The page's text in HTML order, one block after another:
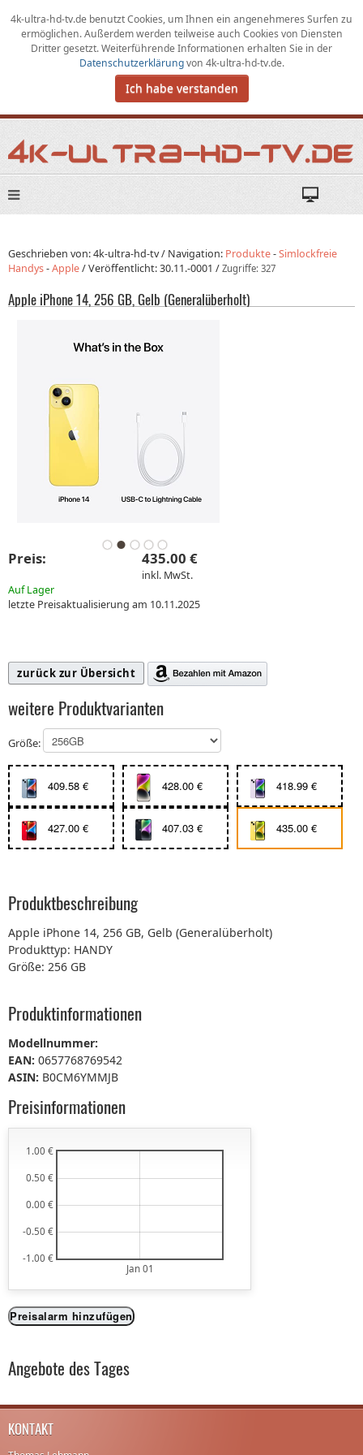
4k-ultra-hd-tv.de benutzt Cookies, umIhnen ein angenehmeres Surfen zu
ermöglichen.Außerdem werden teilweise auch Cookies von Diensten
Dritter gesetzt. Weiterführende Informationen erhalten Sie in der
Datenschutzerklärungvon 4k-ultra-hd-tv.de.
Ich habe verstanden
Geschrieben von: 4k-ultra-hd-tv / Navigation: Produkte-Simlockfreie
Handys-Apple/Veröffentlicht:30.11.-0001 / Zugriffe: 327
Apple iPhone 14, 256 GB, Gelb (Generalüberholt)
Preis: 435.00 €
inkl. MwSt.
Auf Lager
letzte Preisaktualisierung am 10.11.2025
zurück zur Übersicht
weitere Produktvarianten
Größe:
409.58 € 428.00 € 418.99 €
427.00 € 407.03 € 435.00 €
Produktbeschreibung
Apple iPhone 14, 256 GB, Gelb (Generalüberholt)
Produkttyp: HANDY
Größe: 256 GB
Produktinformationen
Modellnummer:
EAN: 0657768769542
ASIN: B0CM6YMMJB
Preisinformationen
Jan 01
-1.00 €
-0.50 €
0.00 €
0.50 €
1.00 €
Preisalarm hinzufügen
Angebote des Tages
KONTAKT